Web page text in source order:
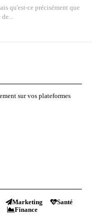
qu'est-ce précisément que
sur vos plateformes
Marketing
Santé
Finance